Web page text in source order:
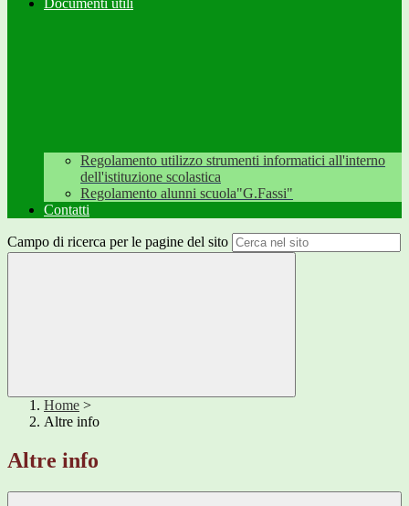
Documenti utili
Regolamento utilizzo strumenti informatici all'interno
dell'istituzione scolastica
Regolamento alunni scuola"G.Fassi"
Contatti
Campo di ricerca per le pagine del sito
Home >
Altre info
Altre info